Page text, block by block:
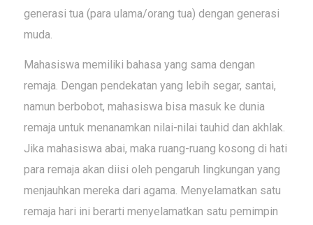
generasi tua (para ulama/orang tua) dengan generasi
muda.
Mahasiswa memiliki bahasa yang sama dengan
remaja. Dengan pendekatan yang lebih segar, santai,
namun berbobot, mahasiswa bisa masuk ke dunia
remaja untuk menanamkan nilai-nilai tauhid dan akhlak.
Jika mahasiswa abai, maka ruang-ruang kosong di hati
para remaja akan diisi oleh pengaruh lingkungan yang
menjauhkan mereka dari agama. Menyelamatkan satu
remaja hari ini berarti menyelamatkan satu pemimpin